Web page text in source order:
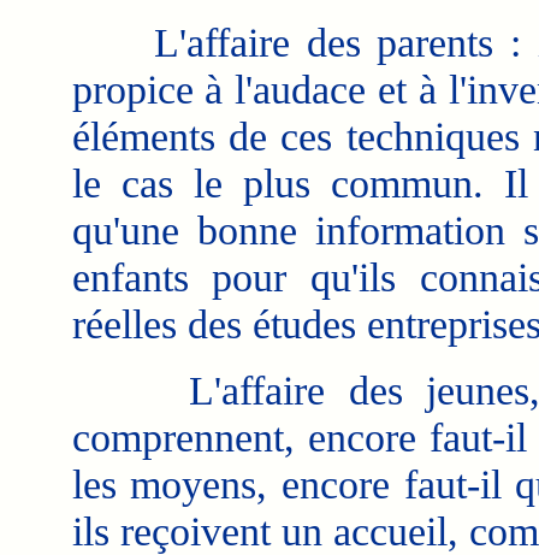
L'affaire des parents :
propice à l'audace et à
éléments de ces
le cas le plus commun.
qu'une bonne information
enfants pour qu'ils
réelles des études
L'affaire des jeunes,
comprennent, encore faut-
les moyens, encore faut-il
ils reçoivent un accueil,